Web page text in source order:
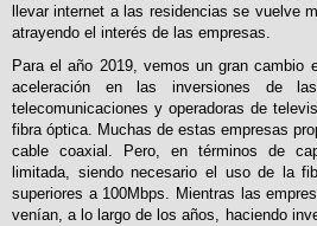
llevar internet a las residencias se vuelve
atrayendo el interés de las empresas.
Para el año 2019, vemos un gran cambio
aceleración en las inversiones de
telecomunicaciones y operadoras de
fibra óptica. Muchas de estas empresas
cable coaxial. Pero, en términos de
limitada, siendo necesario el uso de la
superiores a 100Mbps. Mientras las
venían, a lo largo de los años, haciendo